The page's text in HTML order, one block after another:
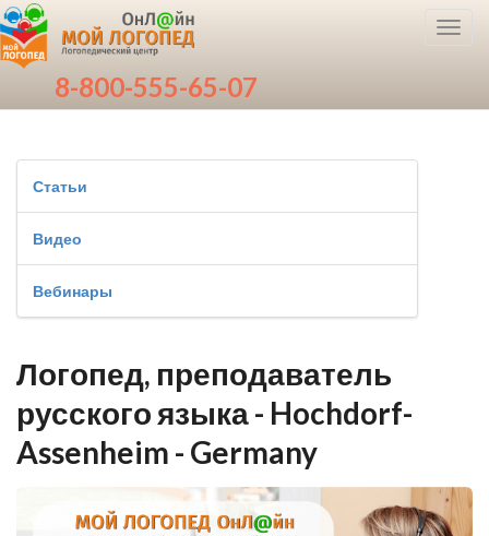
8-800-555-65-07
Статьи
Видео
Вебинары
Логопед, преподаватель
русского языка - Hochdorf-
Assenheim - Germany